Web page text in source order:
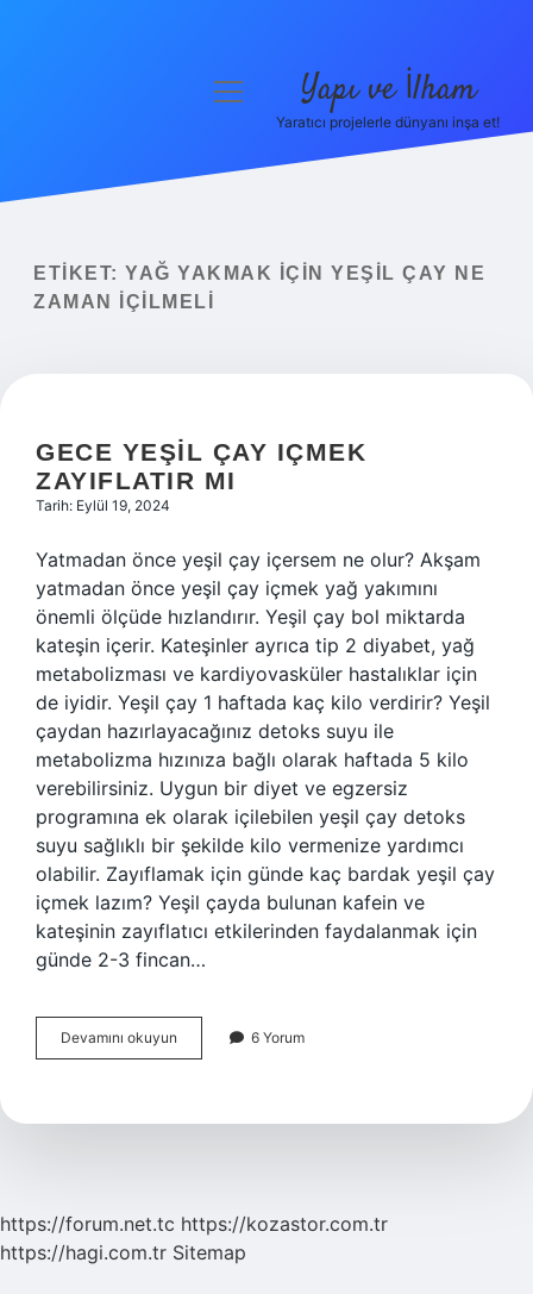
Yasal Uyarı
menüyü
Yapı ve İlham
Yaratıcı projelerle dünyanı inşa et!
ETIKET: YAĞ YAKMAK IÇIN YEŞIL ÇAY NE
ZAMAN IÇILMELI
GECE YEŞIL ÇAY IÇMEK
ZAYIFLATIR MI
Tarih: Eylül 19, 2024
Yatmadan önce yeşil çay içersem ne olur? Akşam
yatmadan önce yeşil çay içmek yağ yakımını
önemli ölçüde hızlandırır. Yeşil çay bol miktarda
kateşin içerir. Kateşinler ayrıca tip 2 diyabet, yağ
metabolizması ve kardiyovasküler hastalıklar için
de iyidir. Yeşil çay 1 haftada kaç kilo verdirir? Yeşil
çaydan hazırlayacağınız detoks suyu ile
metabolizma hızınıza bağlı olarak haftada 5 kilo
verebilirsiniz. Uygun bir diyet ve egzersiz
programına ek olarak içilebilen yeşil çay detoks
suyu sağlıklı bir şekilde kilo vermenize yardımcı
olabilir. Zayıflamak için günde kaç bardak yeşil çay
içmek lazım? Yeşil çayda bulunan kafein ve
kateşinin zayıflatıcı etkilerinden faydalanmak için
günde 2-3 fincan…
Devamını okuyun
Yeşil
Zayıflatır
6 Yorum
https://forum.net.tc https://kozastor.com.tr
https://hagi.com.tr Sitemap